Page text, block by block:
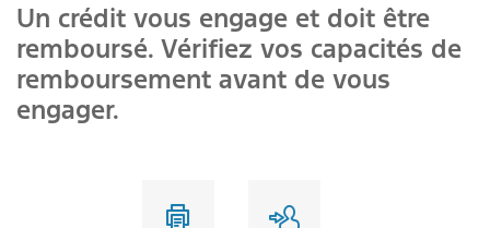
Un crédit vous engage et doit être
remboursé. Vérifiez vos capacités de
remboursement avant de vous
engager.